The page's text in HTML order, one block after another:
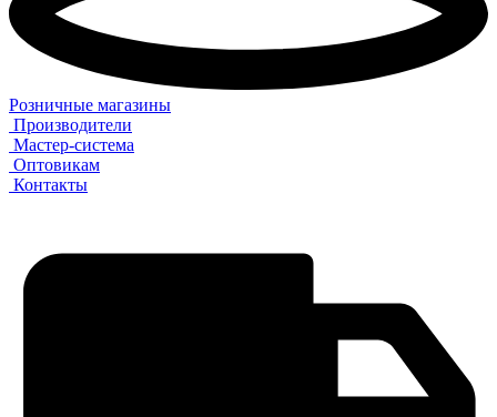
Розничные магазины
Производители
Мастер-система
Оптовикам
Контакты